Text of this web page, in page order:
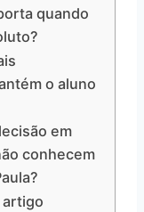
quando
o aluno
em
conhecem
artigo